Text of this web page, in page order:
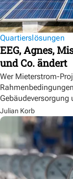
Quartierslösungen
EEG, Agnes,
und Co. ändert
Wer Mieterstrom-
Gebäudeversorgung
Julian Korb